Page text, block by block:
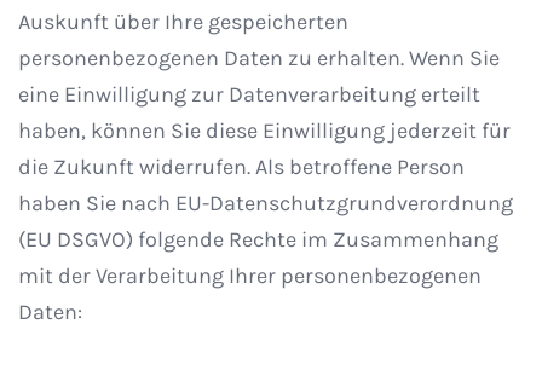
Auskunft über Ihre gespeicherten
personenbezogenen Daten zu erhalten. Wenn Sie
eine Einwilligung zur Datenverarbeitung erteilt
haben, können Sie diese Einwilligung jederzeit für
die Zukunft widerrufen. Als betroffene Person
haben Sie nach EU-Datenschutzgrundverordnung
(EU DSGVO) folgende Rechte im Zusammenhang
mit der Verarbeitung Ihrer personenbezogenen
Daten: